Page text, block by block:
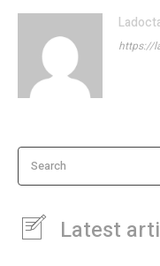
https://
Search
Latest